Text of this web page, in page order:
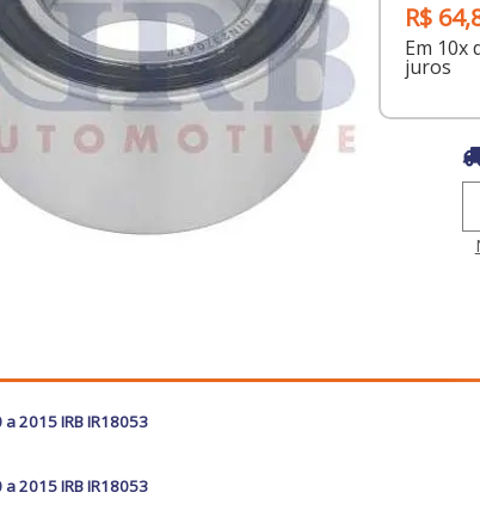
R$
Em 10x
juros
a 2015IRB IR18053
a 2015IRB IR18053